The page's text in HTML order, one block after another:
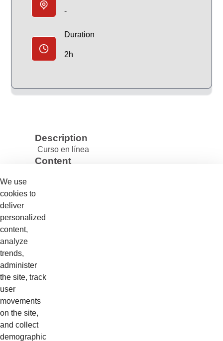
-
Duration
2h
Description
Curso en línea
Content
MEDICIÓN - ON-LINE
CIRCUITOS HIDROSTÁTICOS - ON-
LINE
We use
cookies to
deliver
personalized
content,
analyze
trends,
administer
the site, track
user
movements
on the site,
and collect
demographic